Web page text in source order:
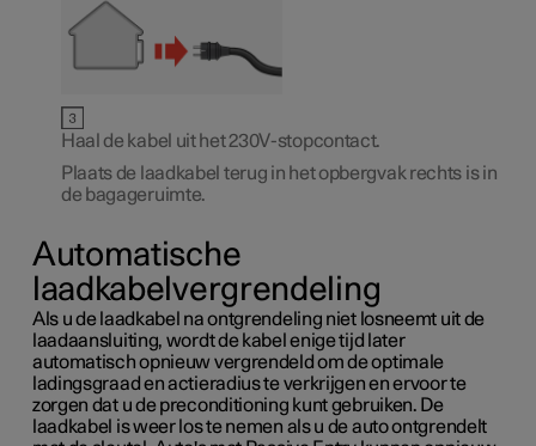
Haal de kabel uit het230V-stopcontact.
Plaats de laadkabel terug in het opbergvak rechts is in
de bagageruimte.
Automatische
laadkabelvergrendeling
Als u de laadkabel na ontgrendeling niet losneemt uit de
laadaansluiting, wordt de kabel enige tijd later
automatisch opnieuw vergrendeld om de optimale
ladingsgraad en actieradius te verkrijgen en ervoor te
zorgen dat u de preconditioning kunt gebruiken. De
laadkabel is weer los te nemen als u de auto ontgrendelt